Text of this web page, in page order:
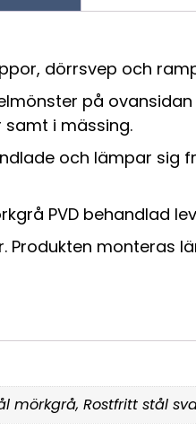
dörrsvep och
på
samt i mässing.
och lämpar
PVD behandlad
Produkten monteras
mörkgrå, Rostfritt stål